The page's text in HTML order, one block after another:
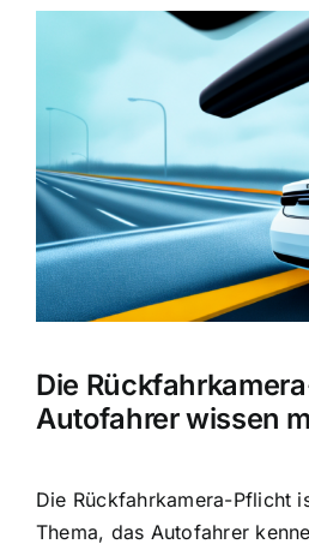
grösseres
Die
Autofahrer wissen
Die Rückfahrkamera-Pflicht
Thema, das Autofahrer